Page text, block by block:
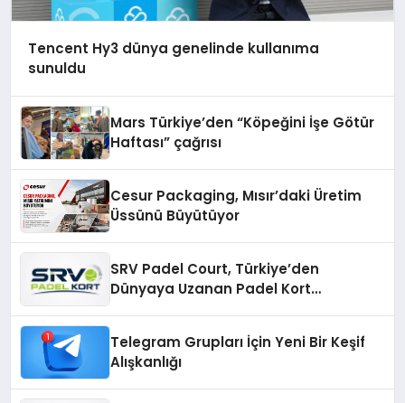
Tencent Hy3 dünya genelinde kullanıma
sunuldu
Mars Türkiye’den “Köpeğini İşe Götür
Haftası” çağrısı
Cesur Packaging, Mısır’daki Üretim
Üssünü Büyütüyor
SRV Padel Court, Türkiye’den
Dünyaya Uzanan Padel Kort
Telegram Grupları İçin Yeni Bir Keşif
Alışkanlığı